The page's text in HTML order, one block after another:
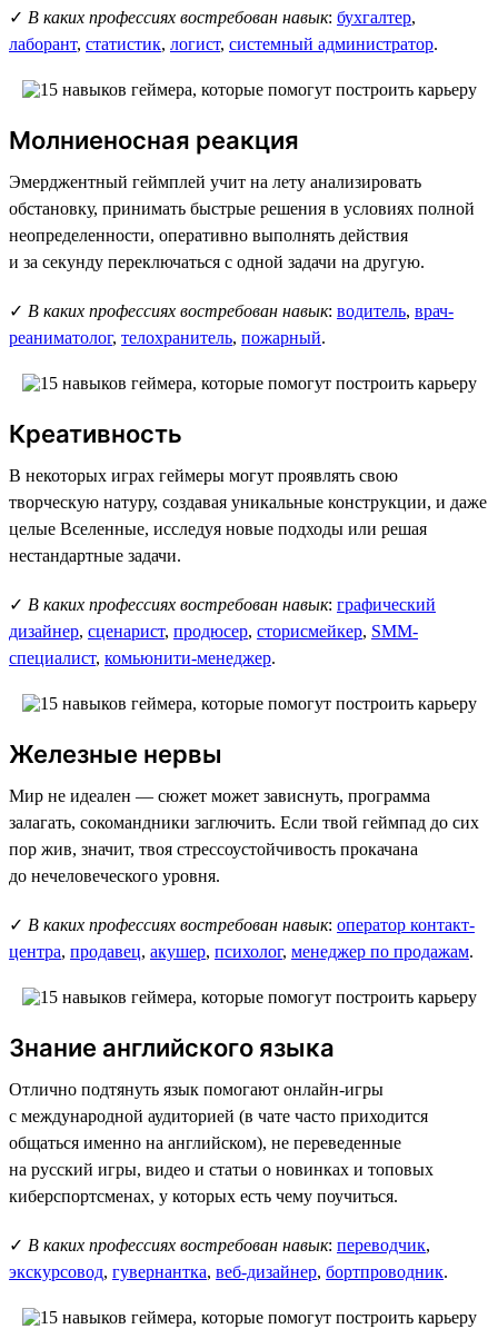
✓ В каких профессиях востребован навык: бухгалтер,
лаборант, статистик, логист, системный администратор.
Молниеносная реакция
Эмерджентный геймплей учит на лету анализировать
обстановку, принимать быстрые решения в условиях полной
неопределенности, оперативно выполнять действия
и за секунду переключаться с одной задачи на другую.
✓ В каких профессиях востребован навык: водитель, врач-
реаниматолог, телохранитель, пожарный.
Креативность
В некоторых играх геймеры могут проявлять свою
творческую натуру, создавая уникальные конструкции, и даже
целые Вселенные, исследуя новые подходы или решая
нестандартные задачи.
✓ В каких профессиях востребован навык: графический
дизайнер, сценарист, продюсер, сторисмейкер, SMM-
специалист, комьюнити-менеджер.
Железные нервы
Мир не идеален — сюжет может зависнуть, программа
залагать, сокомандники заглючить. Если твой геймпад до сих
пор жив, значит, твоя стрессоустойчивость прокачана
до нечеловеческого уровня.
✓ В каких профессиях востребован навык: оператор контакт-
центра, продавец, акушер, психолог, менеджер по продажам.
Знание английского языка
Отлично подтянуть язык помогают онлайн-игры
с международной аудиторией (в чате часто приходится
общаться именно на английском), не переведенные
на русский игры, видео и статьи о новинках и топовых
киберспортсменах, у которых есть чему поучиться.
✓ В каких профессиях востребован навык: переводчик,
экскурсовод, гувернантка, веб-дизайнер, бортпроводник.